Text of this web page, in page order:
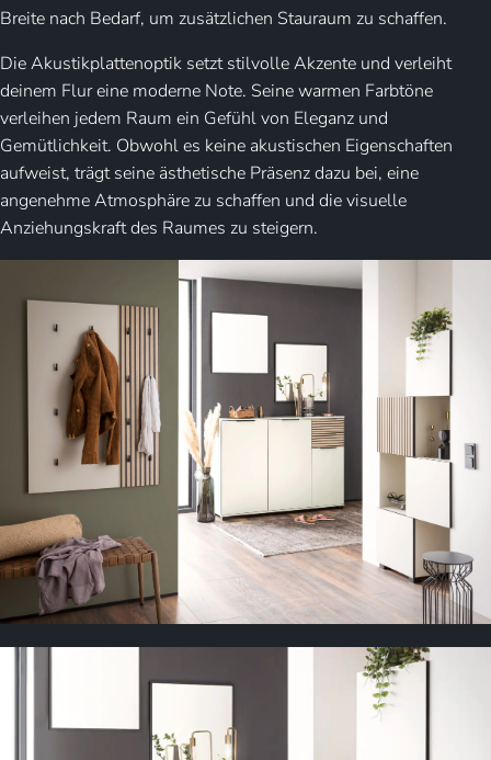
Breite nach Bedarf, um zusätzlichen Stauraum zu schaffen.
Die Akustikplattenoptik setzt stilvolle Akzente und verleiht
deinem Flur eine moderne Note. Seine warmen Farbtöne
verleihen jedem Raum ein Gefühl von Eleganz und
Gemütlichkeit. Obwohl es keine akustischen Eigenschaften
aufweist, trägt seine ästhetische Präsenz dazu bei, eine
angenehme Atmosphäre zu schaffen und die visuelle
Anziehungskraft des Raumes zu steigern.